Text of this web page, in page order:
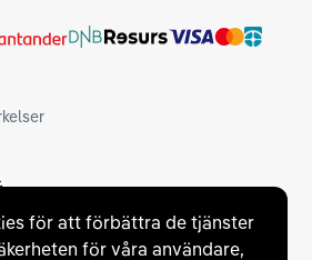
för att förbättra de tjänster
för våra användare,